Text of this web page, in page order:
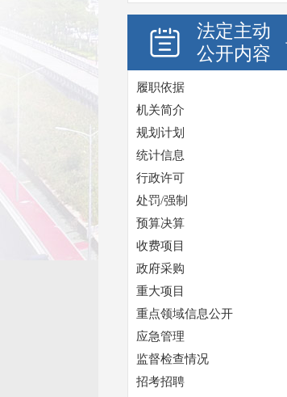
法定主动
公开内容
履职依据
机关简介
规划计划
统计信息
行政许可
处罚/强制
预算决算
收费项目
政府采购
重大项目
重点领域信息公开
应急管理
监督检查情况
招考招聘